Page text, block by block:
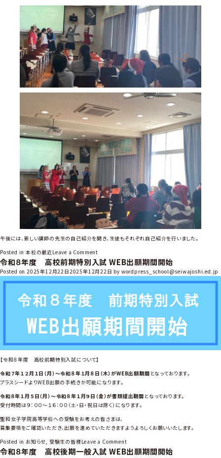
午後には、新しい講師の先生の自己紹介を聞き、生徒もそれぞれ自己紹介を行いました。
Posted in 本校の最近Leave a Comment
n
高
1
英
語
中
1
日
目
令和８年度 高校前期特別入試 WEB出願期間開始
Posted on 2025年12月22日2025年12月22日 by wordpress_school@seiwajoshi.ed.jp
【令和８年度 高校前期特別入試について】
令和７年１２月１日（月）～令和８年１月８日（木）がWEB出願期間 となっております。
プラスシードよりWEB出願の手続きか可能になります。
令和８年１月５日（月）～令和８年１月９日（金）が書類提出期間 となっております。
受付時間は９：００～１６：００（土・日・祝日は除く）になります。
聖和女子学院高等学校への受験をお考えの皆さまは、
募集要項をご確認いただき、出願を進めていただきますようよろしくお願いいたします。
Posted in お知らせ 受験生の皆様Leave a Commento
n
令和８年度 高校後期一般入試 WEB出願期間開始